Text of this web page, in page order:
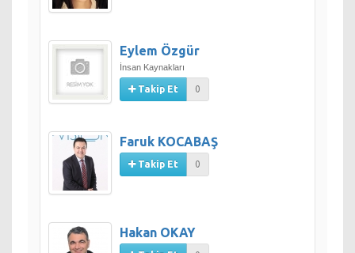
Eylem Özgür
İnsan Kaynakları
Takip Et 0
Faruk KOCABAŞ
Takip Et 0
Hakan OKAY